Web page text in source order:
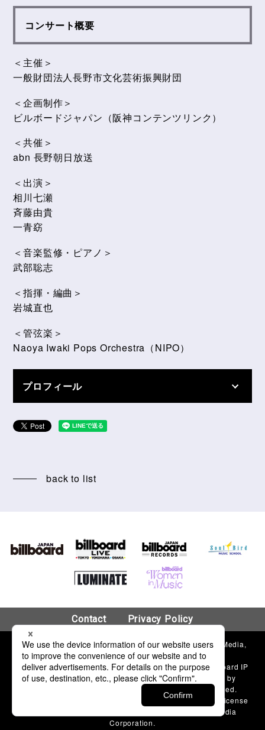
コンサート概要
＜主催＞
一般財団法人長野市文化芸術振興財団
＜企画制作＞
ビルボードジャパン（阪神コンテンツリンク）
＜共催＞
abn 長野朝日放送
＜出演＞
相川七瀬
斉藤由貴
一青窈
＜音楽監修・ピアノ＞
武部聡志
＜指揮・編曲＞
岩城直也
＜管弦楽＞
Naoya Iwaki Pops Orchestra（NIPO）
プロフィール
back to list
Contact Privacy Policy
© 2018 Hanshin Contents Link Corporation & Billboard Media,
LLC.
“Billboard”®, name and logo used by permission of Billboard IP
Holdings, LLC. The Billboard charts and content used by
permission of Billboard Media, LLC. All Rights Reserved.
Published by Hanshin Contents Link Corporation under license
from Billboard Media, LLC, a subsidiary of Penske Media
Corporation.